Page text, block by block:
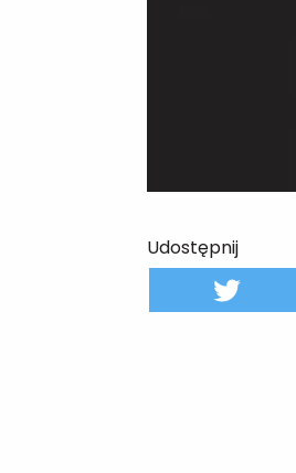
Udostępnij